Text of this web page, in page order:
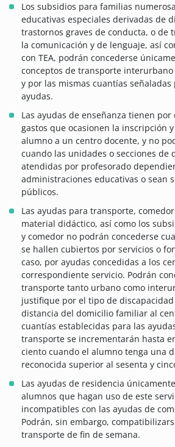
Los subsidios para familias
educativas especiales derivadas de
trastornos graves de conducta, o de
la comunicación y de lenguaje, así
con TEA, podrán concederse
conceptos de transporte
y por las mismas cuantías señaladas
ayudas.
Las ayudas de enseñanza tienen
gastos que ocasionen la inscripción
alumno a un centro docente, y no
cuando las unidades o secciones de
atendidas por profesorado
administraciones educativas o sean
públicos.
Las ayudas para transporte,
material didáctico, así como los
y comedor no podrán concederse
se hallen cubiertos por servicios o
caso, por ayudas concedidas a los
correspondiente servicio. Podrán
transporte tanto urbano como
justifique por el tipo de
distancia del domicilio familiar al
cuantías establecidas para las
transporte se incrementarán hasta
ciento cuando el alumno tenga una
reconocida superior al sesenta y
Las ayudas de residencia
alumnos que hagan uso de este
incompatibles con las ayudas de
Podrán, sin embargo,
transporte de fin de semana.